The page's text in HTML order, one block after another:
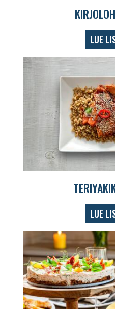
LUE
LUE